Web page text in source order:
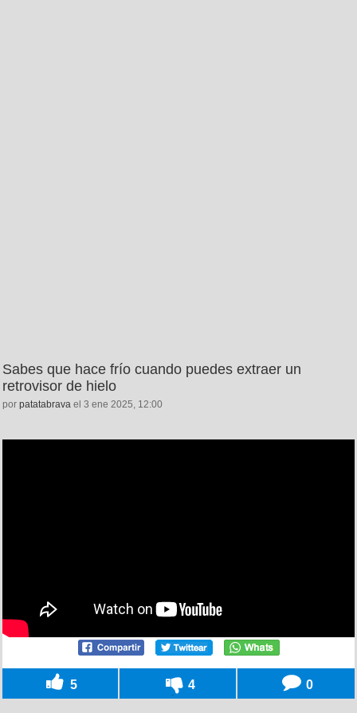
Sabes que hace frío cuando puedes extraer un
retrovisor de hielo
por patatabrava el 3 ene 2025, 12:00
5 4 0